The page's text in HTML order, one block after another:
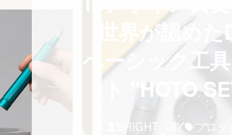
ジェクト
アート・写真
世界が認めた
ベーシック工具
ト "HOTO
BRIGHT_DIY プロダ